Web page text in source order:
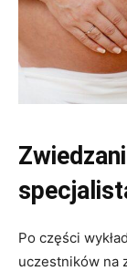
Po części
uczestników na